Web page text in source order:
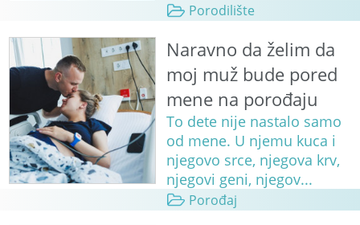
Porodilište
Naravno da želim da
moj muž bude pored
mene na porođaju
To dete nije nastalo samo
od mene. U njemu kuca i
njegovo srce, njegova krv,
njegovi geni, njegov...
Porođaj